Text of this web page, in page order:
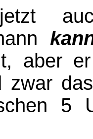
aber
zwar
5